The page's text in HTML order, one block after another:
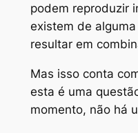
podem reproduzir
existem de
resultar em
Mas isso conta
esta é uma
momento, não há